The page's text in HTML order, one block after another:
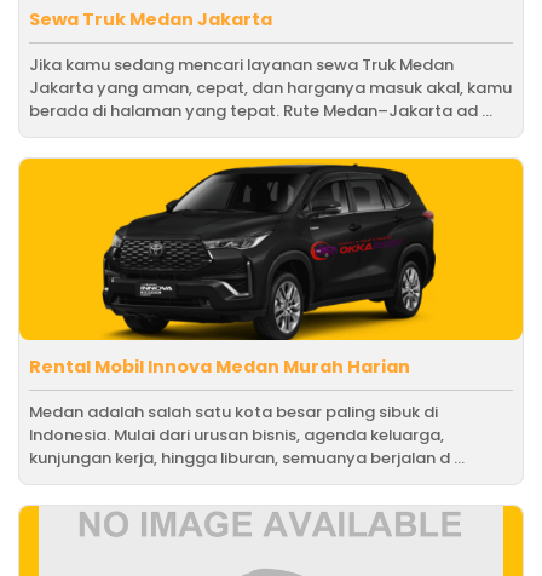
Sewa Truk Medan Jakarta
Jika kamu sedang mencari layanan sewa Truk Medan
Jakarta yang aman, cepat, dan harganya masuk akal, kamu
berada di halaman yang tepat. Rute Medan–Jakarta ad ...
Rental Mobil Innova Medan Murah Harian
Medan adalah salah satu kota besar paling sibuk di
Indonesia. Mulai dari urusan bisnis, agenda keluarga,
kunjungan kerja, hingga liburan, semuanya berjalan d ...